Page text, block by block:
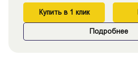
Купить в 1 клик
Подробнее